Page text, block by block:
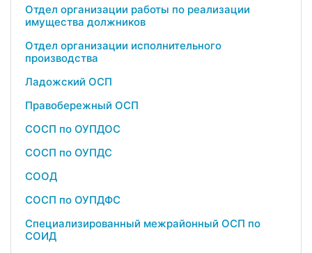
Отдел организации работы по реализации
имущества должников
Отдел организации исполнительного
производства
Ладожский ОСП
Правобережный ОСП
СОСП по ОУПДОС
СОСП по ОУПДС
СООД
СОСП по ОУПДФС
Специализированный межрайонный ОСП по
СОИД